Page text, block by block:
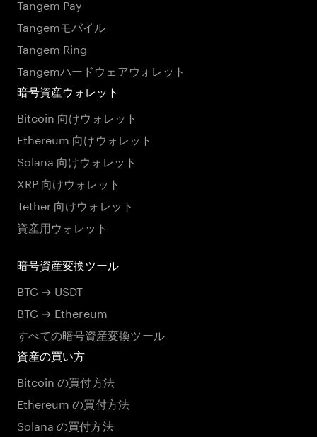
Tangem Pay
Tangemモバイル
Tangem Ring
Tangemハードウェアウォレット
暗号資産ウォレット
Bitcoin 向けウォレット
Ethereum 向けウォレット
Solana 向けウォレット
XRP 向けウォレット
Tether 向けウォレット
資産用ウォレット
暗号資産変換ツール
BTC → USDT
BTC → Ethereum
すべての暗号資産変換ツール
資産の買い方
Bitcoin の買付方法
Ethereum の買付方法
Solana の買付方法